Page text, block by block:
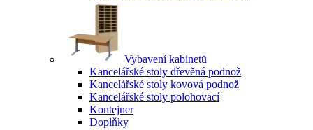
Vybavení kabinetů
Kancelářské stoly dřevěná podnož
Kancelářské stoly kovová podnož
Kancelářské stoly polohovací
Kontejner
Doplňky